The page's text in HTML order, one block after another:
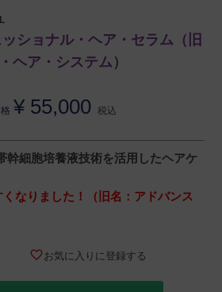
ショナル・ヘア・セラム（旧
ヘア・システム）
¥ 55,000 税込
細胞培養液技術を活用したヘアケ
なりました！（旧名：アドバンス
お気に入りに登録する